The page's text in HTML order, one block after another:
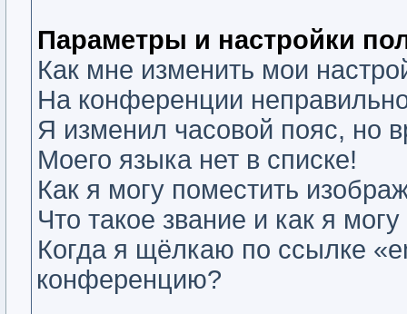
Параметры и настройки
Как мне изменить мои
На конференции
Я изменил часовой пояс, но
Моего языка нет в списке!
Как я могу поместить
Что такое звание и как я
Когда я щёлкаю по ссылке
конференцию?